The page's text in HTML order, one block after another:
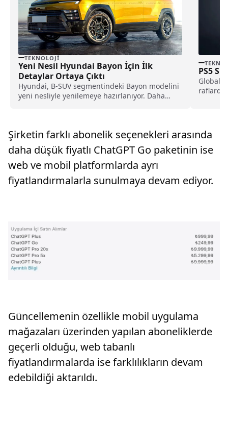
TEKNOLOJI
Yeni Nesil Hyundai Bayon İçin İlk
Detaylar Ortaya Çıktı
Hyundai, B-SUV segmentindeki Bayon modelini
yeni nesliyle yenilemeye hazırlanıyor. Daha
PS5
Global
Şirketin farklı abonelik seçenekleri arasında
daha düşük fiyatlı ChatGPT Go paketinin ise
web ve mobil platformlarda ayrı
fiyatlandırmalarla sunulmaya devam ediyor.
Güncellemenin özellikle mobil uygulama
mağazaları üzerinden yapılan aboneliklerde
geçerli olduğu, web tabanlı
fiyatlandırmalarda ise farklılıkların devam
edebildiği aktarıldı.